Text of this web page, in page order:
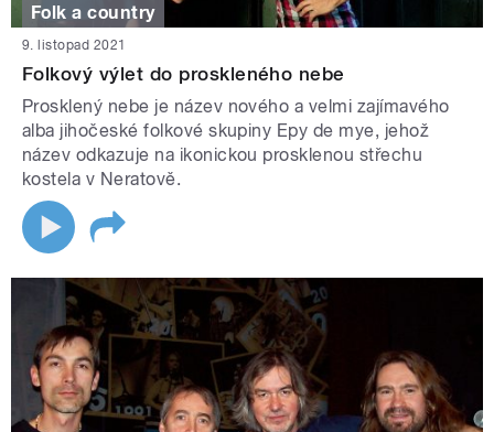
Folk a country
9. listopad 2021
Folkový výlet do proskleného nebe
Prosklený nebe je název nového a velmi zajímavého
alba jihočeské folkové skupiny Epy de mye, jehož
název odkazuje na ikonickou prosklenou střechu
kostela v Neratově.